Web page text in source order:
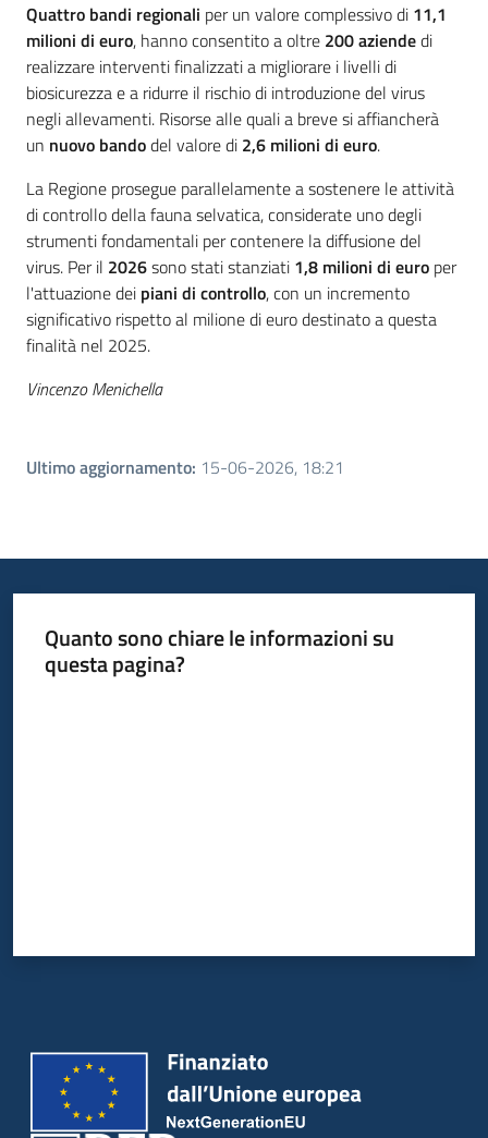
Quattro bandi regionali per un valore complessivo di 11,1
milioni di euro, hanno consentito a oltre 200 aziendedi
realizzare interventi finalizzati a migliorare i livelli di
biosicurezza e a ridurre il rischio di introduzione del virus
negli allevamenti. Risorse alle quali a breve si affiancherà
un nuovo bandodel valore di 2,6 milioni di euro.
La Regione prosegue parallelamente a sostenere le attività
di controllo della fauna selvatica, considerate uno degli
strumenti fondamentali per contenere la diffusione del
virus. Per il 2026sono stati stanziati 1,8 milioni di euro per
l'attuazione dei piani di controllo, con un incremento
significativo rispetto al milione di euro destinato a questa
finalità nel 2025.
Vincenzo Menichella
Ultimo aggiornamento: 15-06-2026, 18:21
Quanto sono chiare le informazioni su
questa pagina?